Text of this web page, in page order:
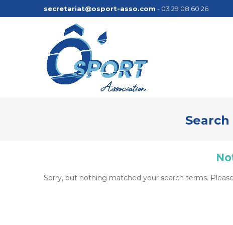
secretariat@osport-asso.com - 03 29 08 60 26
Sorry, but nothing matched your search terms.